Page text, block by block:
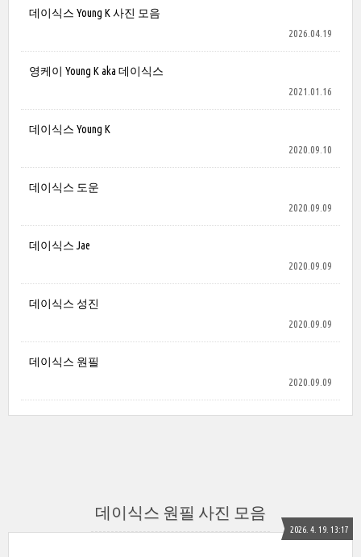
데이식스 Young K 사진 모음
2026.04.19
영케이 Young K aka 데이식스
2021.01.16
데이식스 Young K
2020.09.10
데이식스 도운
2020.09.09
데이식스 Jae
2020.09.09
데이식스 성진
2020.09.09
데이식스 원필
2020.09.09
데이식스 원필 사진 모음
2026. 4. 19. 13:17